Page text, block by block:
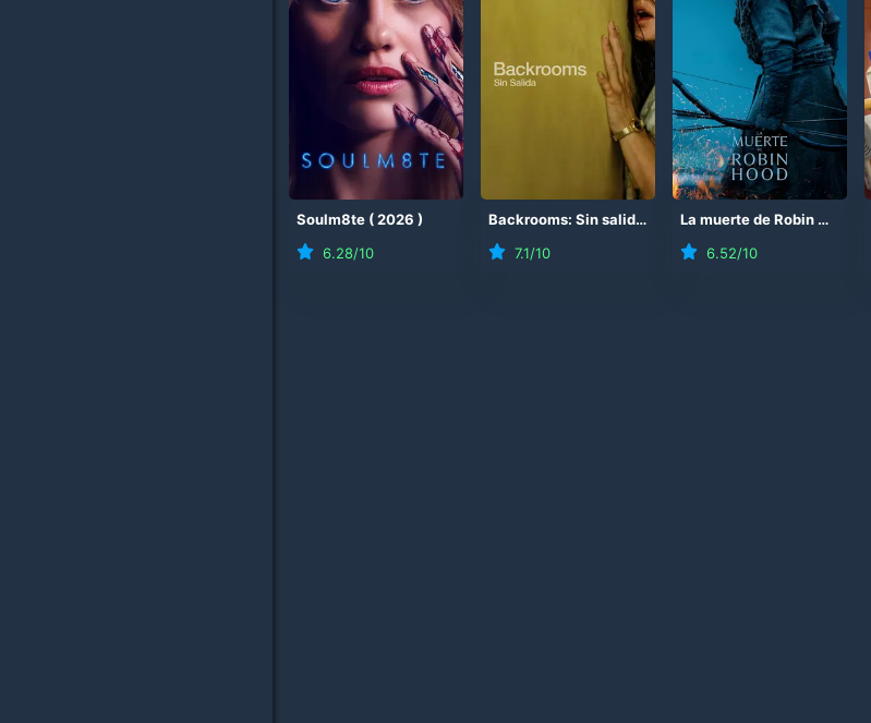
Soulm8te (2026 )
6.28/10
Backrooms: Sin salida 2026)
7.1/10
La muerte de Robin Hood
6.52/10